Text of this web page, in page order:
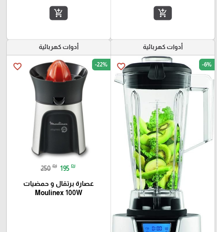
add_shopping_cart
add_shopping_cart
أدوات كهربائية
favorite_border -6%
أدوات كهربائية
favorite_border -22%
250 ₪ 195 ₪
عصارة برتقال و حمضيات
Moulinex 100W